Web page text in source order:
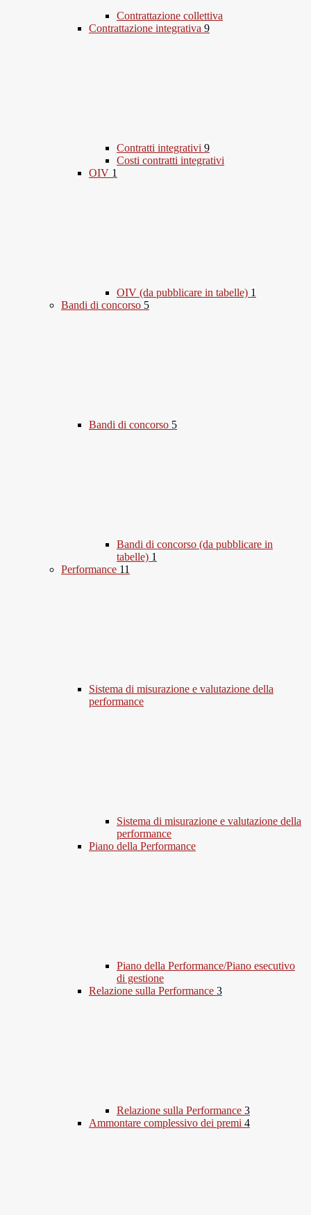
Contrattazione collettiva
Contrattazione integrativa 9
Contratti integrativi 9
Costi contratti integrativi
OIV 1
OIV (da pubblicare in tabelle) 1
Bandi di concorso 5
Bandi di concorso 5
Bandi di concorso (da pubblicare in
tabelle) 1
Performance 11
Sistema di misurazione e valutazione della
performance
Sistema di misurazione e valutazione della
performance
Piano della Performance
Piano della Performance/Piano esecutivo
di gestione
Relazione sulla Performance 3
Relazione sulla Performance 3
Ammontare complessivo dei premi 4